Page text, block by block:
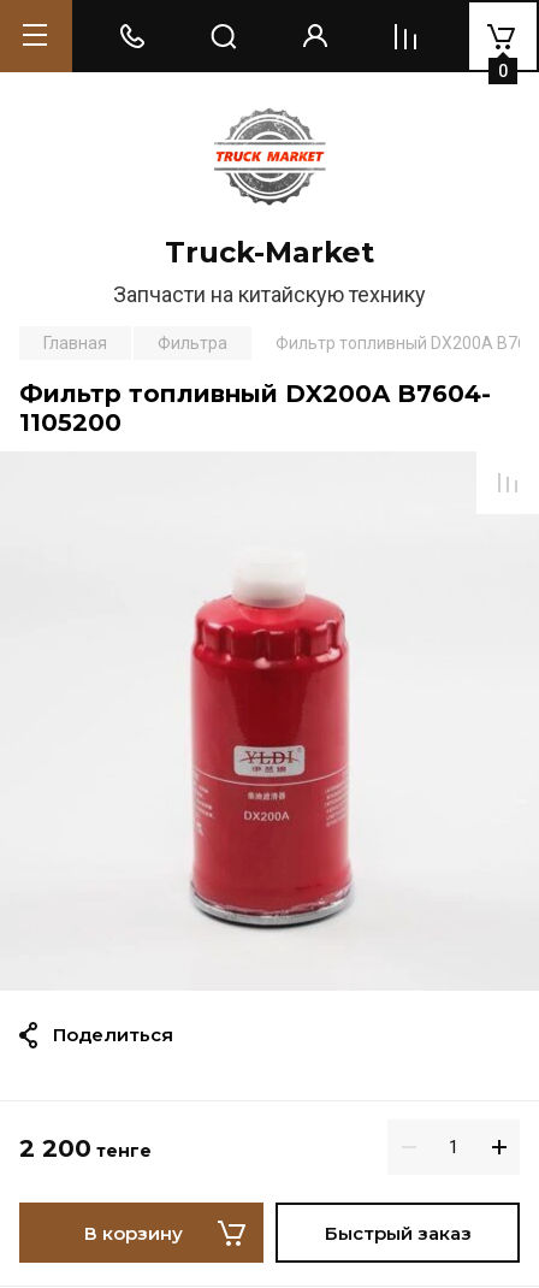
Truck-Market
Запчасти на китайскую технику
0
Главная Фильтра Фильтр топливный DX200A
Фильтр топливный DX200A B7604-
1105200
2 200 тенге
В корзину Быстрый заказ
Поделиться